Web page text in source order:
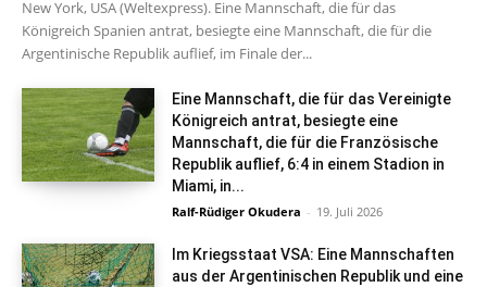
New York, USA (Weltexpress). Eine Mannschaft, die für das
Königreich Spanien antrat, besiegte eine Mannschaft, die für die
Argentinische Republik auflief, im Finale der...
Eine Mannschaft, die für das Vereinigte
Königreich antrat, besiegte eine
Mannschaft, die für die Französische
Republik auflief, 6:4 in einem Stadion in
Miami, in...
Ralf-Rüdiger Okudera - 19. Juli 2026
Im Kriegsstaat VSA: Eine Mannschaften
aus der Argentinischen Republik und eine